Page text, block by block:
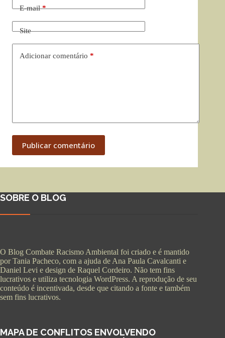
E-mail*
Site
Adicionar comentário *
Publicar comentário
SOBRE O BLOG
O Blog Combate Racismo Ambiental foi criado e é mantido
por Tania Pacheco, com a ajuda de Ana Paula Cavalcanti e
Daniel Levi e design de Raquel Cordeiro. Não tem fins
lucrativos e utiliza tecnologia WordPress. A reprodução de seu
conteúdo é incentivada, desde que citando a fonte e também
sem fins lucrativos.
MAPA DE CONFLITOS ENVOLVENDO